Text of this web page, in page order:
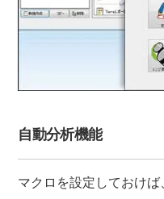
自動分析機能
マクロを設定しておけ